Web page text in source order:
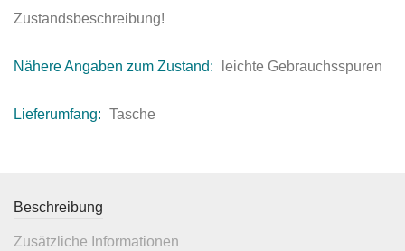
Zustandsbeschreibung!
Nähere Angaben zum Zustand: leichte Gebrauchsspuren
Lieferumfang: Tasche
Beschreibung
Zusätzliche Informationen